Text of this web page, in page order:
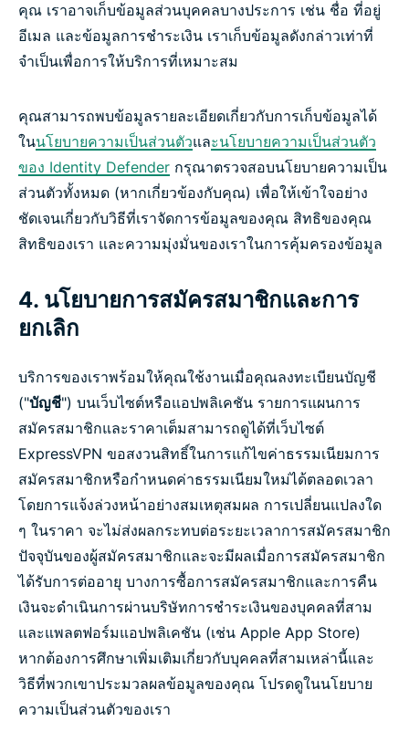
คุณ เราอาจเก็บข้อมูลส่วนบุคคลบางประการ เช่น ชื่อ ที่อยู่
อีเมล และข้อมูลการชำระเงิน เราเก็บข้อมูลดังกล่าวเท่าที่
จำเป็นเพื่อการให้บริการที่เหมาะสม
คุณสามารถพบข้อมูลรายละเอียดเกี่ยวกับการเก็บข้อมูลได้
ในนโยบายความเป็นส่วนตัวและนโยบายความเป็นส่วนตัว
ของ Identity Defender กรุณาตรวจสอบนโยบายความเป็น
ส่วนตัวทั้งหมด (หากเกี่ยวข้องกับคุณ) เพื่อให้เข้าใจอย่าง
ชัดเจนเกี่ยวกับวิธีที่เราจัดการข้อมูลของคุณ สิทธิของคุณ
สิทธิของเรา และความมุ่งมั่นของเราในการคุ้มครองข้อมูล
4. นโยบายการสมัครสมาชิกและการ
ยกเลิก
บริการของเราพร้อมให้คุณใช้งานเมื่อคุณลงทะเบียนบัญชี
("บัญชี") บนเว็บไซต์หรือแอปพลิเคชัน รายการแผนการ
สมัครสมาชิกและราคาเต็มสามารถดูได้ที่เว็บไซต์
ExpressVPN ขอสงวนสิทธิ์ในการแก้ไขค่าธรรมเนียมการ
สมัครสมาชิกหรือกำหนดค่าธรรมเนียมใหม่ได้ตลอดเวลา
โดยการแจ้งล่วงหน้าอย่างสมเหตุสมผล การเปลี่ยนแปลงใด
ๆ ในราคา จะไม่ส่งผลกระทบต่อระยะเวลาการสมัครสมาชิก
ปัจจุบันของผู้สมัครสมาชิกและจะมีผลเมื่อการสมัครสมาชิก
ได้รับการต่ออายุ บางการซื้อการสมัครสมาชิกและการคืน
เงินจะดำเนินการผ่านบริษัทการชำระเงินของบุคคลที่สาม
และแพลตฟอร์มแอปพลิเคชัน (เช่น Apple App Store)
หากต้องการศึกษาเพิ่มเติมเกี่ยวกับบุคคลที่สามเหล่านี้และ
วิธีที่พวกเขาประมวลผลข้อมูลของคุณ โปรดดูในนโยบาย
ความเป็นส่วนตัวของเรา